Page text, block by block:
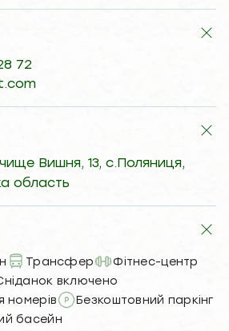
72
Вишня, 13, с.Поляниця,
область
Трансфер
Фітнес-центр
включено
номерів
Безкоштовний паркінг
басейн